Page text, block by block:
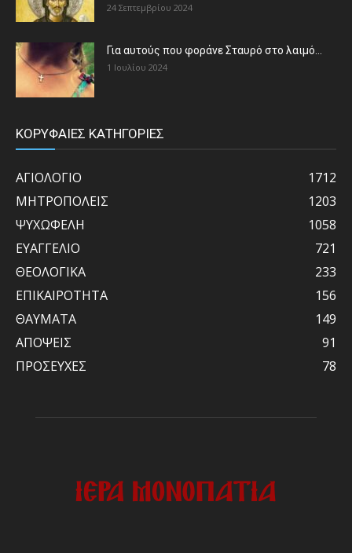
24 Σεπτεμβρίου 2024
Για αυτούς που φοράνε Σταυρό στο λαιμό…
1 Ιουλίου 2024
ΚΟΡΥΦΑΙΕΣ ΚΑΤΗΓΟΡΙΕΣ
ΑΓΙΟΛΟΓΙΟ
1712
ΜΗΤΡΟΠΟΛΕΙΣ
1203
ΨΥΧΩΦΕΛΗ
1058
ΕΥΑΓΓΕΛΙΟ
721
ΘΕΟΛΟΓΙΚΑ
233
ΕΠΙΚΑΙΡΟΤΗΤΑ
156
ΘΑΥΜΑΤΑ
149
ΑΠΟΨΕΙΣ
91
ΠΡΟΣΕΥΧΕΣ
78